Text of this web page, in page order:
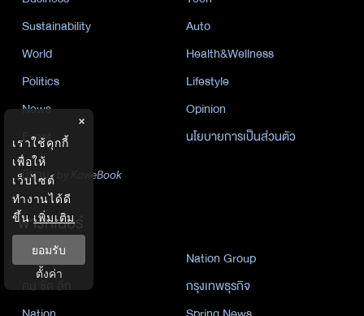
Sustainability
Auto
World
Health&Wellness
Politics
Lifestyle
News
Opinion
Event
นโยบายการเป็นส่วนตัว
นิยาย
by KaweBook
พาร์ทเนอร์
The Nation
Nation Group
คม ชัด ลึก
กรุงเทพธุรกิจ
×
เราใช้คุกกี้
เพื่อให้
เว็บไซต์
ทำงานได้ดี
ขึ้นเพิ่มเติม
ยอมรับ
ตั้งค่า